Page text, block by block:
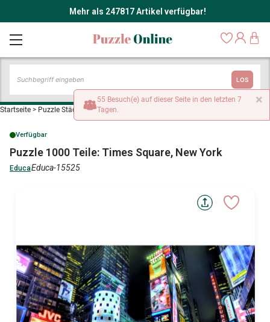
Mehr als 247817 Artikel verfügbar!
LOS
Startseite > Puzzle Städte und Dörfer
Verfügbar
Puzzle 1000 Teile: Times Square, New York
EducaEduca-15525
×
55 Besuch(e) auf dieser Seite in den letzten 7
Tagen.